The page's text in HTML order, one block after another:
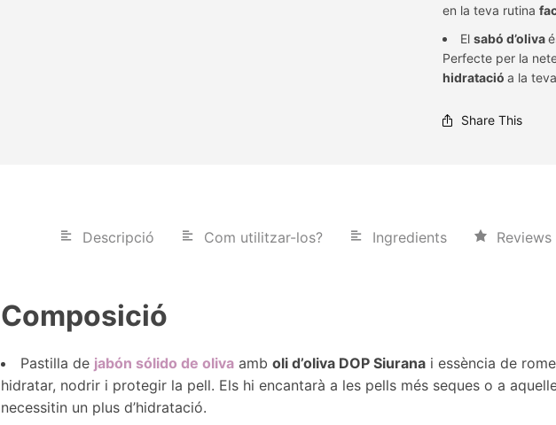
en la teva rutina
Elsabó d’oliva
Perfecte per la
hidratacióa la
Share This
Descripció Com utilitzar-los? Ingredients Reviews
Composició
Pastilla de jabón sólido de oliva amboli d’oliva DOP Siurana i essència de
hidratar, nodrir i protegir la pell. Els hi encantarà a les pells més seques o a
necessitin un plus d’hidratació.